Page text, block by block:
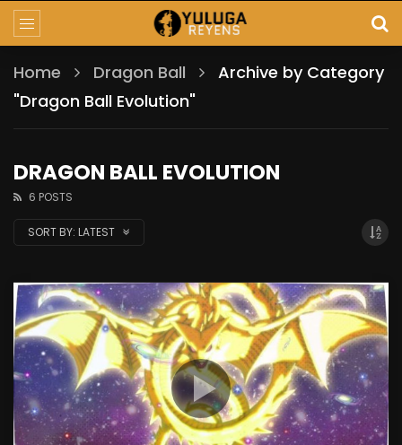
Home Dragon Ball
Archive by Category
"Dragon Ball Evolution"
DRAGON BALL EVOLUTION
6 POSTS
SORT BY: LATEST